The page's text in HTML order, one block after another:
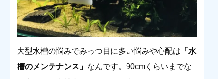
大型水槽の悩みでみっつ目に多い悩みや心配は 「水
槽のメンテナンス」 なんです。90cmくらいまでな